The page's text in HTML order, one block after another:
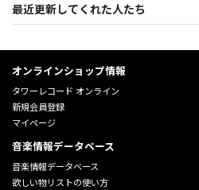
最近更新してくれた人たち
オンラインショップ情報
タワーレコード オンライン
新規会員登録
マイページ
音楽情報データベース
音楽情報データベース
欲しい物リストの使い方